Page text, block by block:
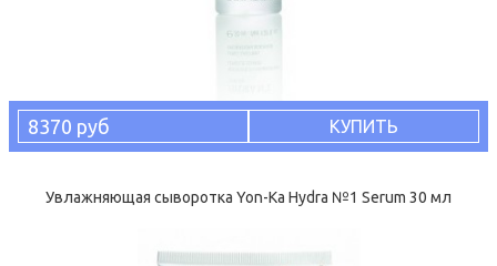
8370 руб КУПИТЬ
Увлажняющая сыворотка Yon-Ka Hydra №1 Serum 30 мл